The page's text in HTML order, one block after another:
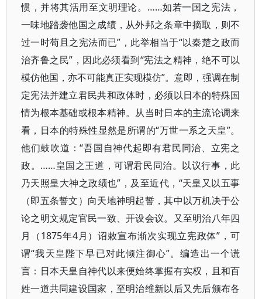
惯，并将其活用至文明理论。……如若一国之宪法，
一味地踏袭他国之成绩，从外邦之条章中摘取，则不
过一时苟且之宪法而已”，此举相当于“以秦楚之政而
治齐鲁之民”，因此必须看到“宪法之精神，绝不可以
模仿他国，亦不可能真正实现模仿”。意即，强调在制
定宪法并建立君民共和政体时，必须以日本的特殊国
情为根本基础或根本精神。从当时日本的主流论调来
看，日本的特殊性显然是所谓的“万世一系之天皇”。
他们鼓吹道：“吾国自神代起即有君民同治、立宪之
政。……皇国之王道，可谓君民同治。以议行事，此
乃天照皇大神之政绩也”，及至近代，“天皇又以五事
（即五条誓文）向天地神明起誓，其中以万机决于公
论之明文规定官民一致、开设会议。又至明治八年四
月（1875年4月）诏敕宣布渐次实现立宪政体”，可
谓“我天皇陛下早已对此倾注御心”。编造出一个谎
言：日本天皇自神代以来便始终掌握有实权，且和百
姓一道共同建设国家，至明治维新以后又先后颁布各